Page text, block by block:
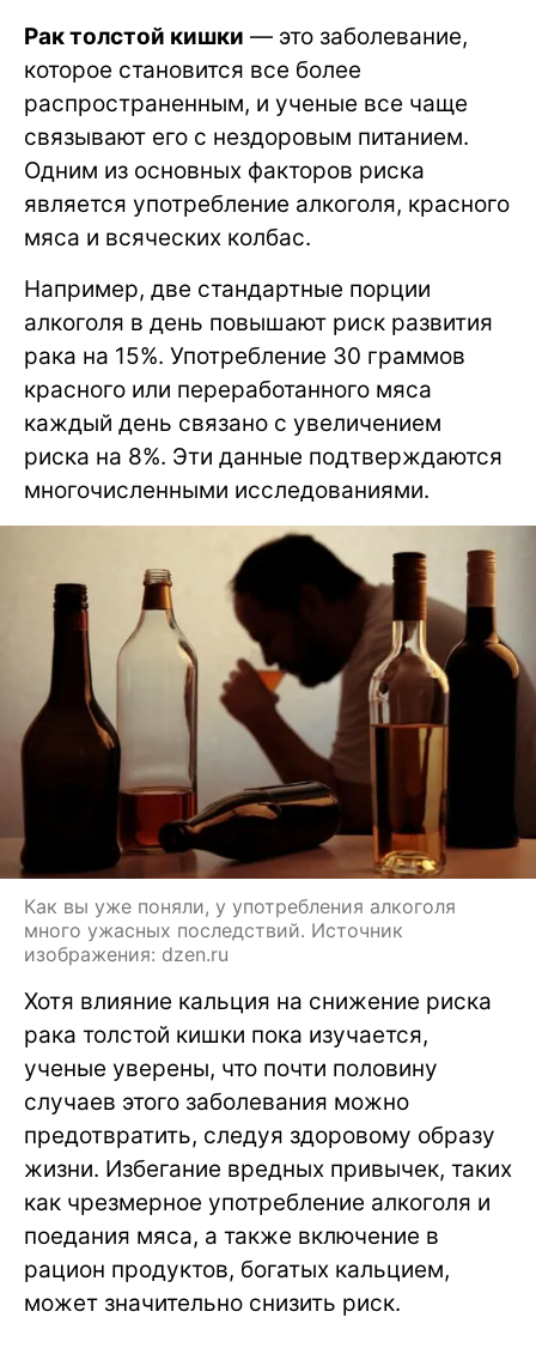
Рак толстой кишки — это заболевание,
которое становится все более
распространенным, и ученые все чаще
связывают его с нездоровым питанием.
Одним из основных факторов риска
является употребление алкоголя, красного
мяса и всяческих колбас.
Например, две стандартные порции
алкоголя в день повышают риск развития
рака на 15%. Употребление 30 граммов
красного или переработанного мяса
каждый день связано с увеличением
риска на 8%. Эти данные подтверждаются
многочисленными исследованиями.
Как вы уже поняли, у употребления алкоголя
много ужасных последствий. Источник
изображения: dzen.ru
Хотя влияние кальция на снижение риска
рака толстой кишки пока изучается,
ученые уверены, что почти половину
случаев этого заболевания можно
предотвратить, следуя здоровому образу
жизни. Избегание вредных привычек, таких
как чрезмерное употребление алкоголя и
поедания мяса, а также включение в
рацион продуктов, богатых кальцием,
может значительно снизить риск.